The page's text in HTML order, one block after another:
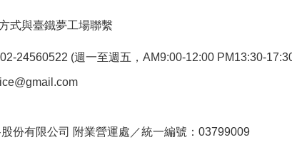
式與臺鐵夢工場聯繫
24560522 (週一至週五，AM9:00-12:00 PM13:30-
份有限公司 附業營運處／統一編號：03799009